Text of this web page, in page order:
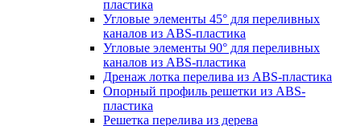
пластика
Угловые элементы 45° для переливных
каналов из ABS-пластика
Угловые элементы 90° для переливных
каналов из ABS-пластика
Дренаж лотка перелива из ABS-пластика
Опорный профиль решетки из ABS-
пластика
Решетка перелива из дерева